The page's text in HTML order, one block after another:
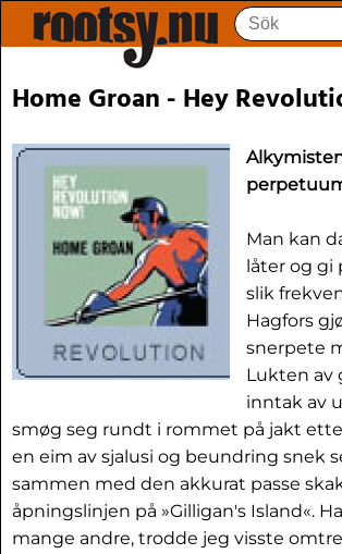
Home Groan - Hey
Man kan
låter og gi
slik
Hagfors
snerpete
Lukten av
inntak av
smøg seg rundt i rommet på jakt
en eim av sjalusi og beundring snek
sammen med den akkurat passe
åpningslinjen på »Gilligan's Island«.
mange andre, trodde jeg visste